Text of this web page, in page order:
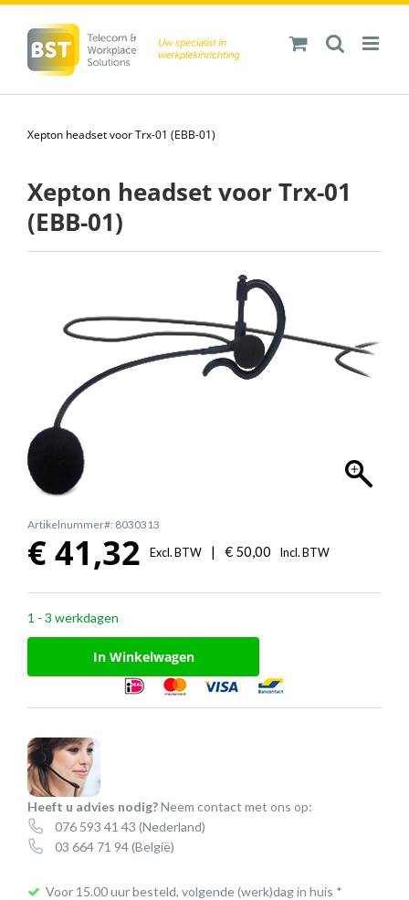
inhoud
Xepton headset voor Trx-01 (EBB-01)
Xepton headset voor Trx-01
(EBB-01)
Artikelnummer#: 8030313
€41,32 Excl. BTW | € 50,00 Incl. BTW
1 - 3 werkdagen
In Winkelwagen
Heeft u advies nodig?Neem contact met ons op:
076 593 41 43 (Nederland)
03 664 71 94(België)
Voor 15.00 uur besteld, volgende (werk)dag in huis *